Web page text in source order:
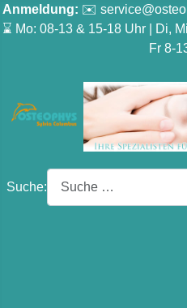
Anmeldung: ✉️
⌛ Mo: 08-13 & 15-18 Uhr | Di,
Fr 8-
Suche: